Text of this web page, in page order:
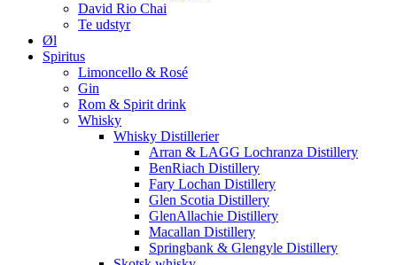
David Rio Chai
Te udstyr
Øl
Spiritus
Limoncello & Rosé
Gin
Rom & Spirit drink
Whisky
Whisky Distillerier
Arran & LAGG Lochranza Distillery
BenRiach Distillery
Fary Lochan Distillery
Glen Scotia Distillery
GlenAllachie Distillery
Macallan Distillery
Springbank & Glengyle Distillery